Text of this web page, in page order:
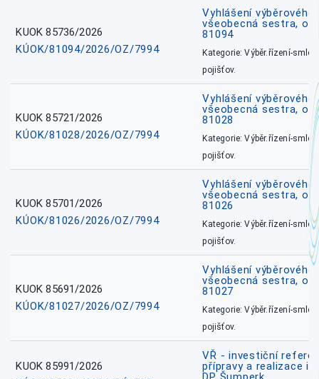
KUOK 85736/2026
KÚOK/81094/2026/OZ/7994
Vyhlášení
všeobecná sestra,
81094
Kategorie: Výběr.řízení-
pojišťov.
KUOK 85721/2026
KÚOK/81028/2026/OZ/7994
Vyhlášení
všeobecná sestra,
81028
Kategorie: Výběr.řízení-
pojišťov.
KUOK 85701/2026
KÚOK/81026/2026/OZ/7994
Vyhlášení
všeobecná sestra,
81026
Kategorie: Výběr.řízení-
pojišťov.
KUOK 85691/2026
KÚOK/81027/2026/OZ/7994
Vyhlášení
všeobecná sestra,
81027
Kategorie: Výběr.řízení-
pojišťov.
KUOK 85991/2026
VŘ - investiční
přípravy a realizace